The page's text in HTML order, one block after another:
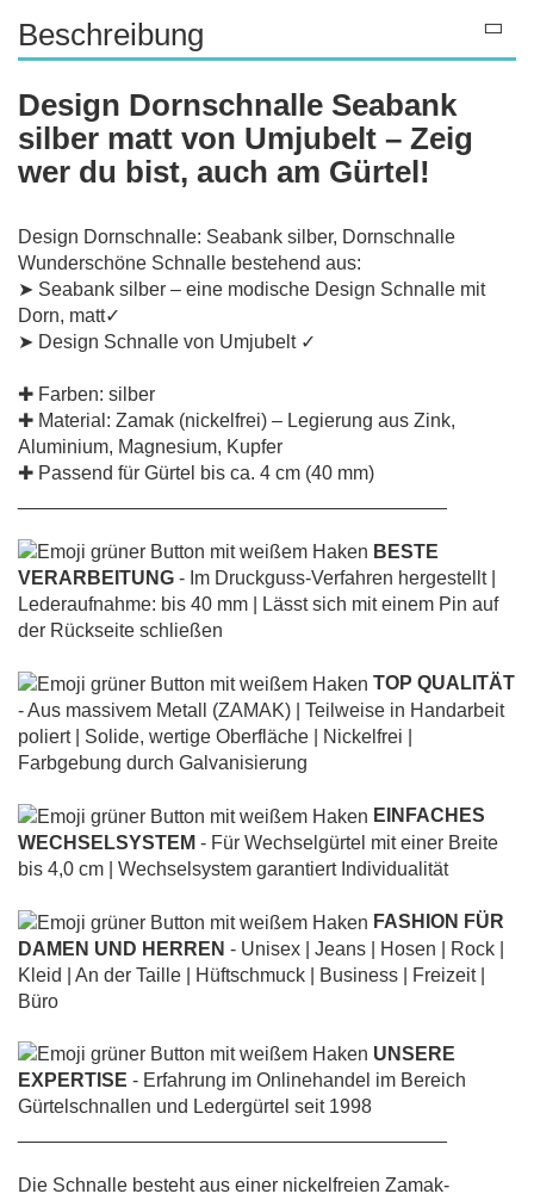
Beschreibung
Design Dornschnalle Seabank
silber matt von Umjubelt – Zeig
wer du bist, auch am Gürtel!
Design Dornschnalle: Seabank silber, Dornschnalle
Wunderschöne Schnalle bestehend aus:
➤ Seabank silber – eine modische Design Schnalle mit
Dorn, matt✓
➤ Design Schnalle von Umjubelt ✓
✚ Farben: silber
✚ Material: Zamak (nickelfrei) – Legierung aus Zink,
Aluminium, Magnesium, Kupfer
✚ Passend für Gürtel bis ca. 4 cm (40 mm)
BESTE
VERARBEITUNG - Im Druckguss-Verfahren hergestellt |
Lederaufnahme: bis 40 mm | Lässt sich mit einem Pin auf
der Rückseite schließen
TOP QUALITÄT
- Aus massivem Metall (ZAMAK) | Teilweise in Handarbeit
poliert | Solide, wertige Oberfläche | Nickelfrei |
Farbgebung durch Galvanisierung
EINFACHES
WECHSELSYSTEM - Für Wechselgürtel mit einer Breite
bis 4,0 cm | Wechselsystem garantiert Individualität
FASHION FÜR
DAMEN UND HERREN - Unisex | Jeans | Hosen | Rock |
Kleid | An der Taille | Hüftschmuck | Business | Freizeit |
Büro
UNSERE
EXPERTISE - Erfahrung im Onlinehandel im Bereich
Gürtelschnallen und Ledergürtel seit 1998
Die Schnalle besteht aus einer nickelfreien Zamak-